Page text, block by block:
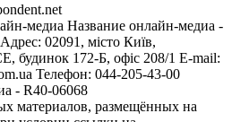
медиа Название онлайн-медиа -
02091, місто Київ,
172-Б, офіс 208/1 E-mail:
Телефон: 044-205-43-00
- R40-06068
материалов, размещённых на